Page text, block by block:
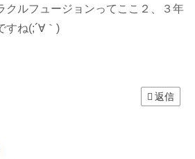
クルフュージョンってここ２、３年
すね(;´∀｀)
返信